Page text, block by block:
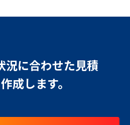
況に合わせた見積
成します。